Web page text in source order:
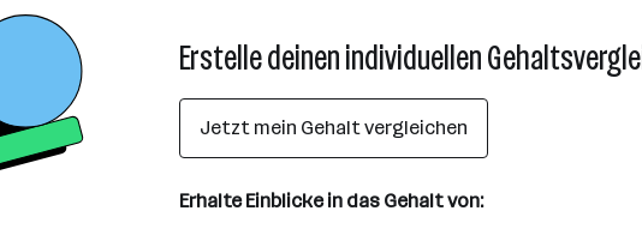
Erstelle deinen individuellen
Jetzt mein Gehalt vergleichen
Erhalte Einblicke in das Gehalt von: